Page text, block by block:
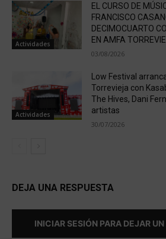
Actividades
EL CURSO DE
FRANCISCO
DECIMOCUARTO
EN AMFA
03/08/2026
Actividades
Low Festival
Torrevieja con
The Hives, Dani
artistas
30/07/2026
DEJA UNA RESPUESTA
INICIAR SESIÓN PARA DEJAR